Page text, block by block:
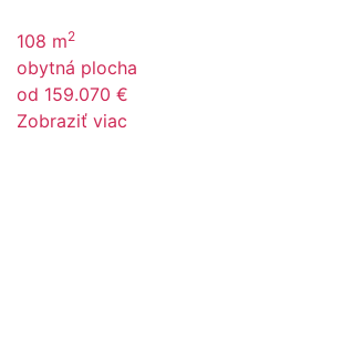
108 m2
obytná plocha
od 159.070 €
Zobraziť viac